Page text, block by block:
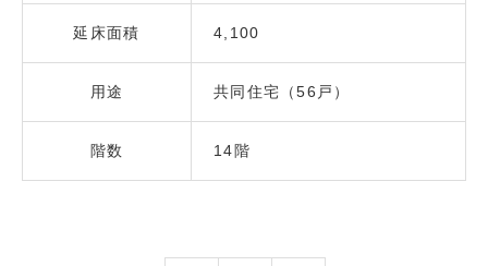
延床面積 4,100
用途 共同住宅（56戸）
階数 14階